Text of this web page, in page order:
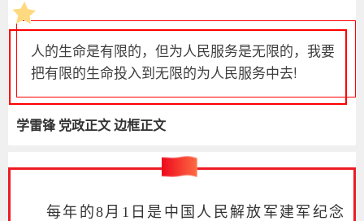
人的生命是有限的，但为人民服务是无限的，我要
把有限的生命投入到无限的为人民服务中去!
学雷锋 党政正文 边框正文
每年的8月1日是中国人民解放军建军纪念